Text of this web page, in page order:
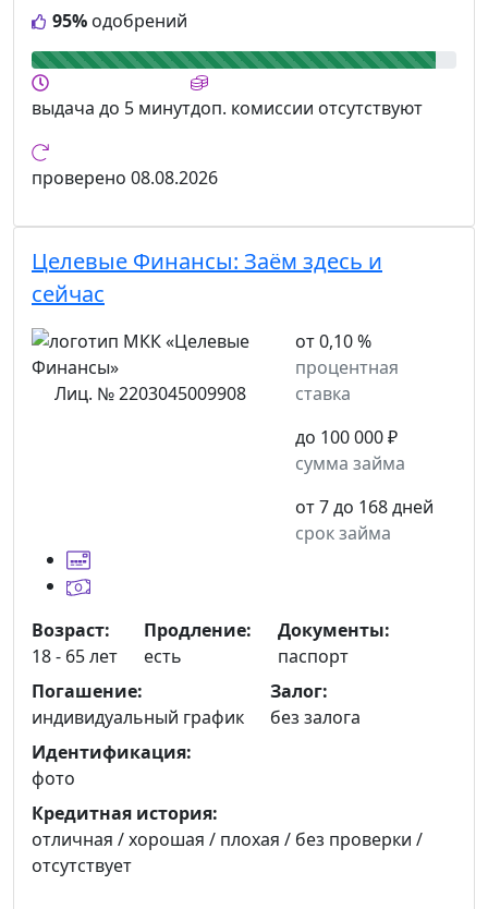
95% одобрений
выдача до 5 минутдоп. комиссии отсутствуют
проверено 08.08.2026
Целевые Финансы: Заём здесь и
сейчас
Лиц. № 2203045009908
от 0,10 %
процентная
ставка
до 100 000 ₽
сумма займа
от 7 до 168 дней
срок займа
Возраст:
18 - 65 лет
Продление:
есть
Документы:
паспорт
Погашение:
индивидуальный график
Залог:
без залога
Идентификация:
фото
Кредитная история:
отличная / хорошая / плохая / без проверки /
отсутствует